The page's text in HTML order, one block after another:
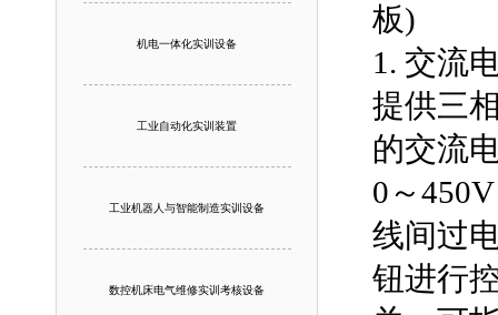
机电一体化实训设备
工业自动化实训装置
工业机器人与智能制造实训设备
数控机床电气维修实训考核设备
板)
1. 交流
提供三
的交流
0～
线间过
钮进行